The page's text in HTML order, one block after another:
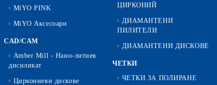
MiYO PINK
MiYO Аксесоари
CAD/CAM
Amber Mill - Нано-литиев
дисиликат
Циркониеви дискове
ЦИРКОНИЙ
ДИАМАНТЕНИ
ПИЛИТЕЛИ
ДИАМАНТЕНИ ДИСКОВЕ
ЧЕТКИ
ЧЕТКИ ЗА ПОЛИРАНЕ